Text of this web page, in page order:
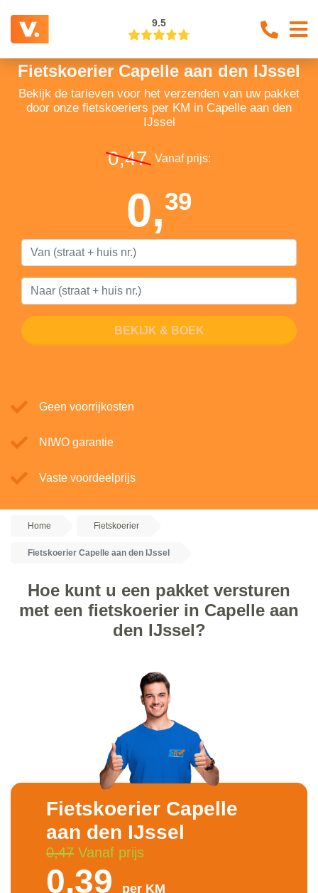
9.5
Fietskoerier Capelle aan den IJssel
Bekijk de tarieven voor het verzenden van uw pakket
door onze fietskoeriers per KM in Capelle aan den
IJssel
0,47 Vanaf prijs:
0,39
BEKIJK & BOEK
Geen voorrijkosten
NIWO garantie
Vaste voordeelprijs
Home Fietskoerier
Fietskoerier Capelle aan den IJssel
Hoe kunt u een pakket versturen
met een fietskoerier in Capelle aan
den IJssel?
Fietskoerier Capelle
aan den IJssel
0,47Vanaf prijs
0,39 per KM